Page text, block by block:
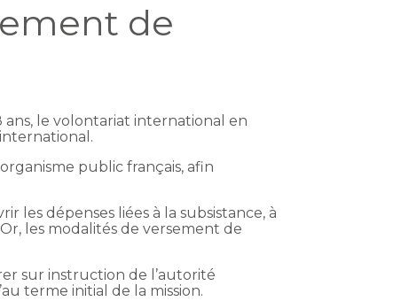
de
ans, le volontariat international en
public français, afin
les dépenses liées à la subsistance, à
les modalités de versement de
sur instruction de l’autorité
terme initial de la mission.